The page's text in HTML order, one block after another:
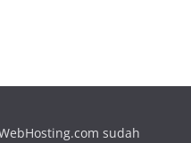
sudah